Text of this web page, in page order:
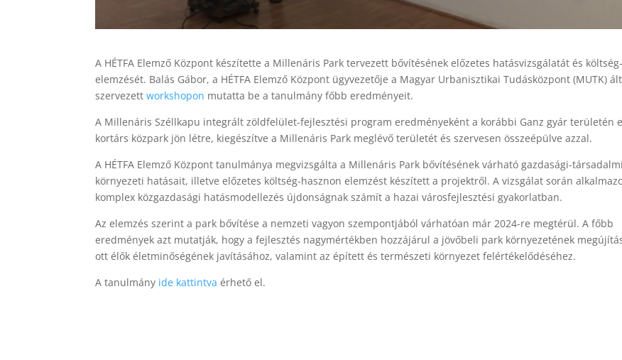
A HÉTFA Elemző Központ készítette a Millenáris Park tervezett bővítésének előzetes hatásvizsgálatát és
elemzését. Balás Gábor, a HÉTFA Elemző Központ ügyvezetője a Magyar Urbanisztikai Tudásközpont (MUTK)
szervezettworkshopon mutatta be a tanulmány főbb eredményeit.
A Millenáris Széllkapu integrált zöldfelület-fejlesztési program eredményeként a korábbi Ganz gyár területén
kortárs közpark jön létre, kiegészítve a Millenáris Park meglévő területét és szervesen összeépülve azzal.
A HÉTFA Elemző Központ tanulmánya megvizsgálta a Millenáris Park bővítésének várható gazdasági-
környezeti hatásait, illetve előzetes költség-hasznon elemzést készített a projektről. A vizsgálat során
komplex közgazdasági hatásmodellezés újdonságnak számít a hazai városfejlesztési gyakorlatban.
Az elemzés szerint a park bővítése a nemzeti vagyon szempontjából várhatóan már 2024-re megtérül. A főbb
eredmények azt mutatják, hogy a fejlesztés nagymértékben hozzájárul a jövőbeli park környezetének
ott élők életminőségének javításához, valamint az épített és természeti környezet felértékelődéséhez.
A tanulmány ide kattintva érhető el.